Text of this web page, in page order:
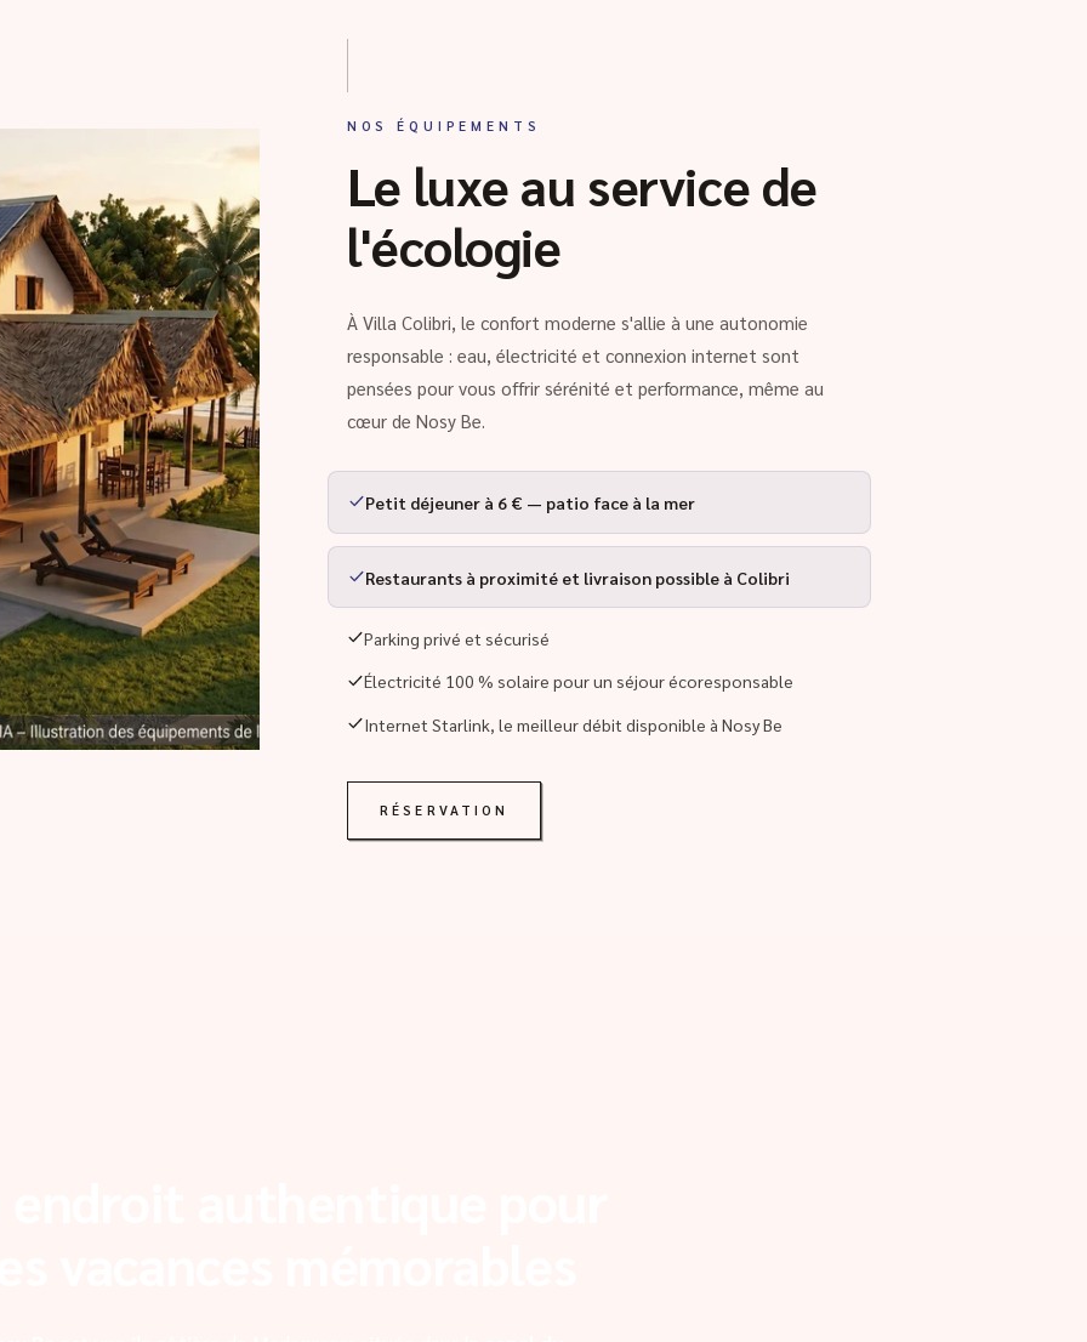
NOS ÉQUIPEMENTS
Le luxe au service de
l'écologie
À Villa Colibri, le confort moderne s'allie à une autonomie
responsable : eau, électricité et connexion internet sont
pensées pour vous offrir sérénité et performance, même au
cœur de Nosy Be.
Petit déjeuner à 6 € — patio face à la mer
Restaurants à proximité et livraison possible à Colibri
Parking privé et sécurisé
Électricité 100 % solaire pour un séjour écoresponsable
Internet Starlink, le meilleur débit disponible à Nosy Be
RÉSERVATION